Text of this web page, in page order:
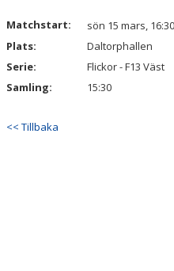
DOKUMENT
KONTAKT
Matchstart:
sön 15 mars, 16:30
Plats:
Daltorphallen
Serie:
Flickor - F13 Väst
Samling:
15:30
<< Tillbaka